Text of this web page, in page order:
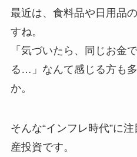
最近は、食料品や日用品
すね。
「気づいたら、同じお金
る…」なんて感じる方も
か。
そんな“インフレ時代”に
産投資です。